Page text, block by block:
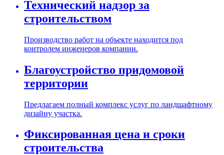
Технический надзор за
строительством
Производство работ на объекте находится под
контролем инженеров компании.
Благоустройство придомовой
территории
Предлагаем полный комплекс услуг по ландшафтному
дизайну участка.
Фиксированная цена и сроки
строительства